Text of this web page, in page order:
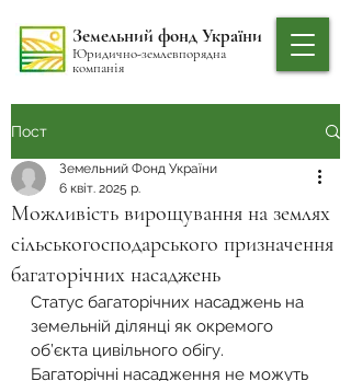
Земельний фонд України
Юридично-землевпорядна
компанія
Пост
Можливість вирощування на землях
сільськогосподарського призначення
багаторічних насаджень
Земельний Фонд України
6 квіт. 2025 р.
Статус багаторічних насаджень на
земельній ділянці як окремого
об’єкта цивільного обігу.
Багаторічні насадження не можуть